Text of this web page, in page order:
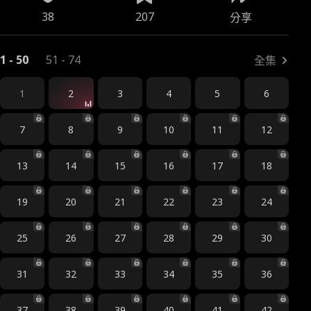
38 207 分享
1 - 50 51 - 74 全集
1 2 3 4 5 6
7 8 9 10 11 12
13 14 15 16 17 18
19 20 21 22 23 24
25 26 27 28 29 30
31 32 33 34 35 36